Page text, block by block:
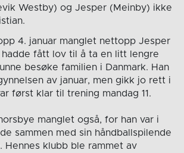
Westby) og Jesper (Meinby) ikke
4. januar manglet nettopp Jesper
hadde fått lov til å ta en litt lengre
besøke familien i Danmark. Han
av januar, men gikk jo rett i
først klar til trening mandag 11.
manglet også, for han var i
sammen med sin håndballspilende
Hennes klubb ble rammet av